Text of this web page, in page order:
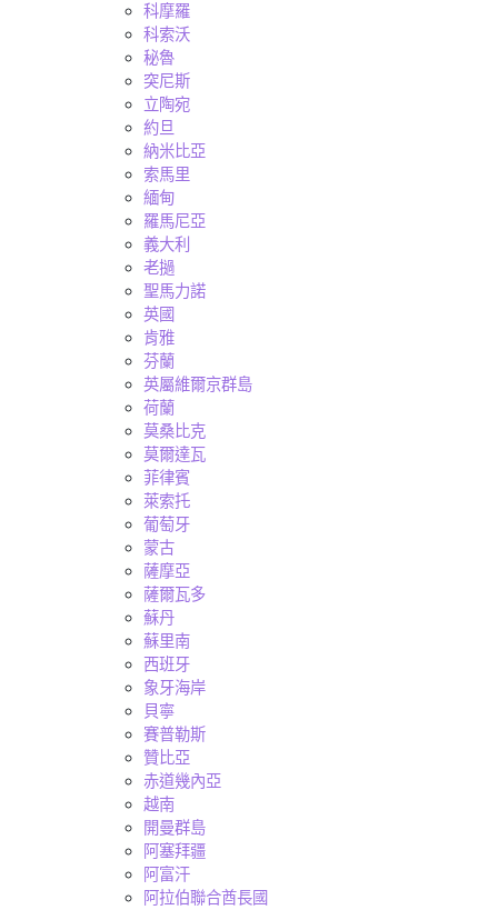
科摩羅
科索沃
秘魯
突尼斯
立陶宛
約旦
納米比亞
索馬里
緬甸
羅馬尼亞
義大利
老撾
聖馬力諾
英國
肯雅
芬蘭
英屬維爾京群島
荷蘭
莫桑比克
莫爾達瓦
菲律賓
萊索托
葡萄牙
蒙古
薩摩亞
薩爾瓦多
蘇丹
蘇里南
西班牙
象牙海岸
貝寧
賽普勒斯
贊比亞
赤道幾內亞
越南
開曼群島
阿塞拜疆
阿富汗
阿拉伯聯合酋長國